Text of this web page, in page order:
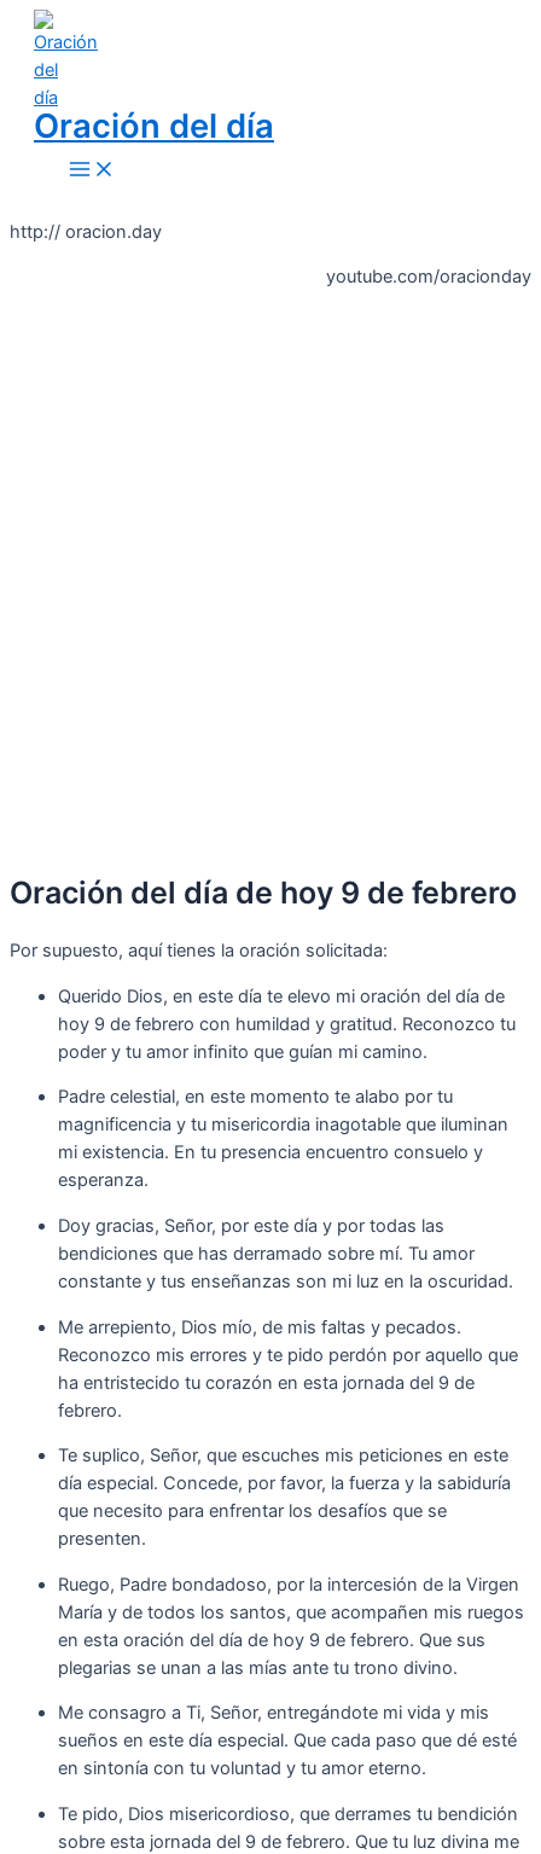
Skip
content
Oración del día
Main
Menu
http:// oracion.day
youtube.com/oracionday
Oración del día de hoy 9 de febrero
Por supuesto, aquí tienes la oración solicitada:
Querido Dios, en este día te elevo mi oración del día de
hoy 9 de febrero con humildad y gratitud. Reconozco tu
poder y tu amor infinito que guían mi camino.
Padre celestial, en este momento te alabo por tu
magnificencia y tu misericordia inagotable que iluminan
mi existencia. En tu presencia encuentro consuelo y
esperanza.
Doy gracias, Señor, por este día y por todas las
bendiciones que has derramado sobre mí. Tu amor
constante y tus enseñanzas son mi luz en la oscuridad.
Me arrepiento, Dios mío, de mis faltas y pecados.
Reconozco mis errores y te pido perdón por aquello que
ha entristecido tu corazón en esta jornada del 9 de
febrero.
Te suplico, Señor, que escuches mis peticiones en este
día especial. Concede, por favor, la fuerza y la sabiduría
que necesito para enfrentar los desafíos que se
presenten.
Ruego, Padre bondadoso, por la intercesión de la Virgen
María y de todos los santos, que acompañen mis ruegos
en esta oración del día de hoy 9 de febrero. Que sus
plegarias se unan a las mías ante tu trono divino.
Me consagro a Ti, Señor, entregándote mi vida y mis
sueños en este día especial. Que cada paso que dé esté
en sintonía con tu voluntad y tu amor eterno.
Te pido, Dios misericordioso, que derrames tu bendición
sobre esta jornada del 9 de febrero. Que tu luz divina me